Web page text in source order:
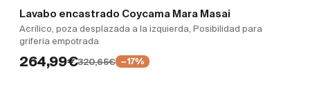
Lavabo encastrado Coycama Mara Masai
Acrílico, poza desplazada a la izquierda, Posibilidad para
grifería empotrada
264,99€320,65€ −17%